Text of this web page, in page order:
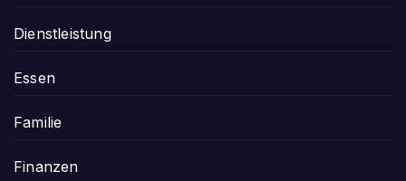
Dienstleistung
Essen
Familie
Finanzen